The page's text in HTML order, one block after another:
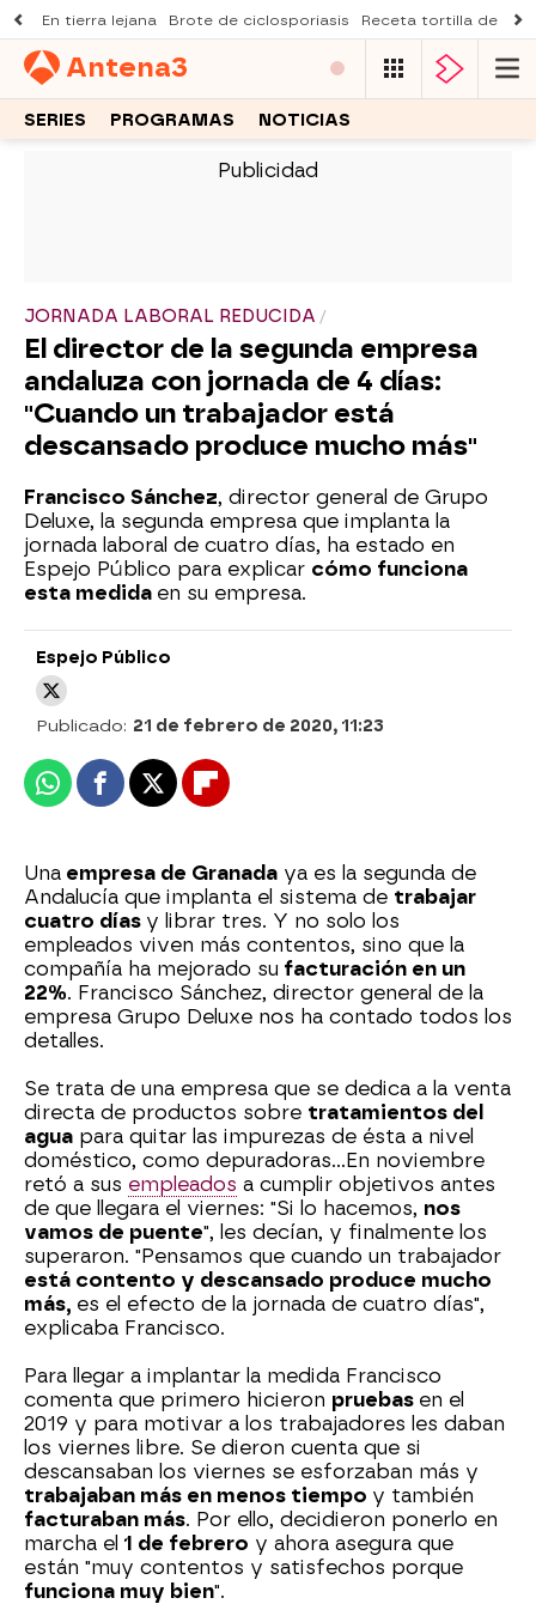
En tierra lejana Brote de ciclosporiasis Receta tortilla de
Antena3
SERIES PROGRAMAS NOTICIAS
JORNADA LABORAL REDUCIDA
El director de la segunda empresa
andaluza con jornada de 4 días:
"Cuando un trabajador está
descansado produce mucho más"
Francisco Sánchez, director general de Grupo
Deluxe, la segunda empresa que implanta la
jornada laboral de cuatro días, ha estado en
Espejo Público para explicar cómo funciona
esta medida en su empresa.
Espejo Público
Publicado: 21 de febrero de 2020, 11:23
WhatsappFacebook
X Flipboard
Una empresa de Granada ya es la segunda de
Andalucía que implanta el sistema de trabajar
cuatro días y librar tres. Y no solo los
empleados viven más contentos, sino que la
compañía ha mejorado su facturación en un
22%. Francisco Sánchez, director general de la
empresa Grupo Deluxe nos ha contado todos los
detalles.
Se trata de una empresa que se dedica a la venta
directa de productos sobre tratamientos del
agua para quitar las impurezas de ésta a nivel
doméstico, como depuradoras...En noviembre
retó a sus empleados a cumplir objetivos antes
de que llegara el viernes: "Si lo hacemos, nos
vamos de puente", les decían, y finalmente los
superaron. "Pensamos que cuando un trabajador
está contento y descansado produce mucho
más, es el efecto de la jornada de cuatro días",
explicaba Francisco.
Para llegar a implantar la medida Francisco
comenta que primero hicieron pruebas en el
2019 y para motivar a los trabajadores les daban
los viernes libre. Se dieron cuenta que si
descansaban los viernes se esforzaban más y
trabajaban más en menos tiempo y también
facturaban más. Por ello, decidieron ponerlo en
marcha el 1 de febrero y ahora asegura que
están "muy contentos y satisfechos porque
funciona muy bien".